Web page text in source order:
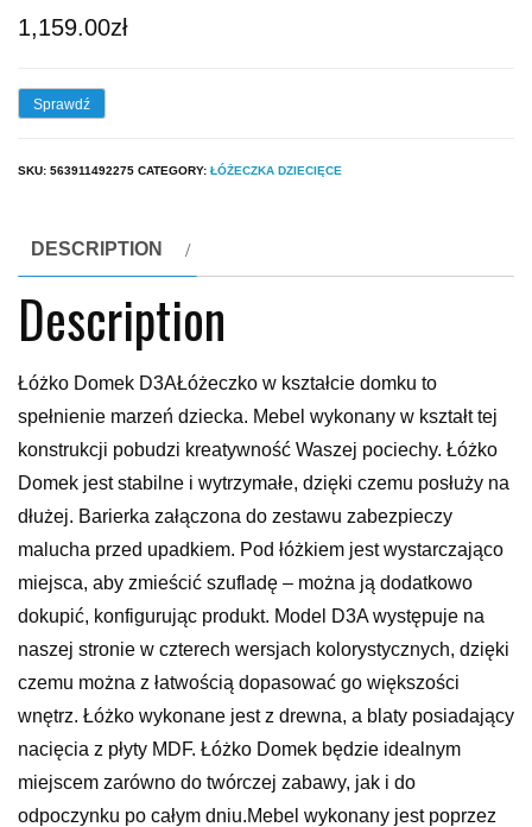
1,159.00zł
Sprawdź
SKU: 563911492275 CATEGORY: ŁÓŻECZKA DZIECIĘCE
DESCRIPTION
Description
Łóżko Domek D3AŁóżeczko w kształcie domku to
spełnienie marzeń dziecka. Mebel wykonany w kształt tej
konstrukcji pobudzi kreatywność Waszej pociechy. Łóżko
Domek jest stabilne i wytrzymałe, dzięki czemu posłuży na
dłużej. Barierka załączona do zestawu zabezpieczy
malucha przed upadkiem. Pod łóżkiem jest wystarczająco
miejsca, aby zmieścić szufladę – można ją dodatkowo
dokupić, konfigurując produkt. Model D3A występuje na
naszej stronie w czterech wersjach kolorystycznych, dzięki
czemu można z łatwością dopasować go większości
wnętrz. Łóżko wykonane jest z drewna, a blaty posiadający
nacięcia z płyty MDF. Łóżko Domek będzie idealnym
miejscem zarówno do twórczej zabawy, jak i do
odpoczynku po całym dniu.Mebel wykonany jest poprzez